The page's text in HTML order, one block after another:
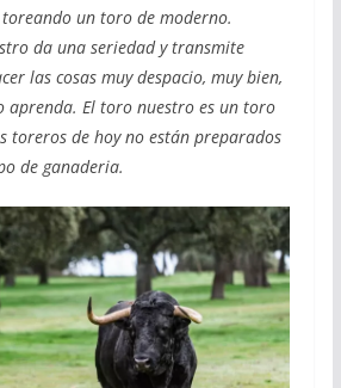
un toro de moderno.
da una seriedad y transmite
las cosas muy despacio, muy bien,
aprenda. El toro nuestro es un toro
toreros de hoy no están preparados
de ganaderia.